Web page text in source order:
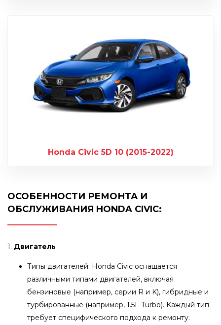
Honda Civic 5D 10 (2015-2022)
ОСОБЕННОСТИ РЕМОНТА И
ОБСЛУЖИВАНИЯ HONDA CIVIC:
1. Двигатель
Типы двигателей: Honda Civic оснащается
различными типами двигателей, включая
бензиновые (например, серии R и K), гибридные и
турбированные (например, 1.5L Turbo). Каждый тип
требует специфического подхода к ремонту.